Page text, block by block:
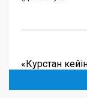
«Курстан